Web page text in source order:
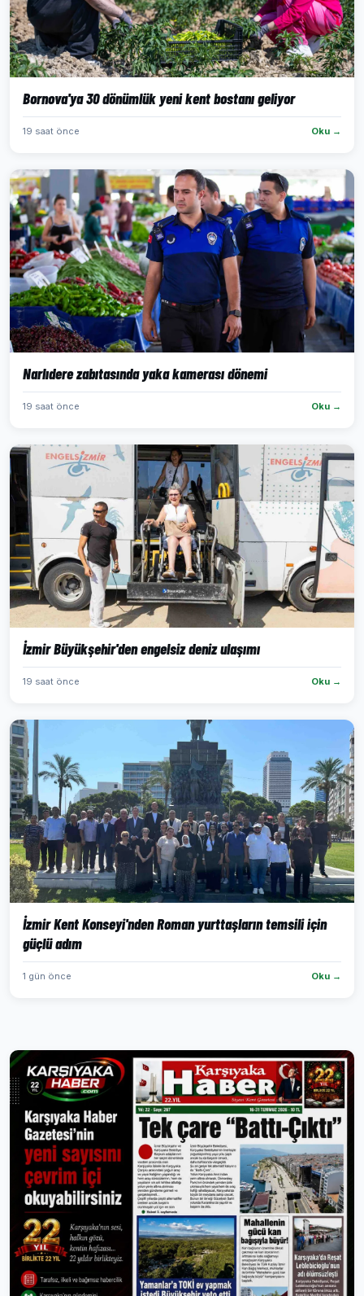
Bornova'ya 30 dönümlük yeni kent bostanı geliyor
19 saat önce Oku →
Narlıdere zabıtasında yaka kamerası dönemi
19 saat önce Oku →
İzmir Büyükşehir'den engelsiz deniz ulaşımı
19 saat önce Oku →
İzmir Kent Konseyi'nden Roman yurttaşların temsili için
güçlü adım
1 gün önce Oku →